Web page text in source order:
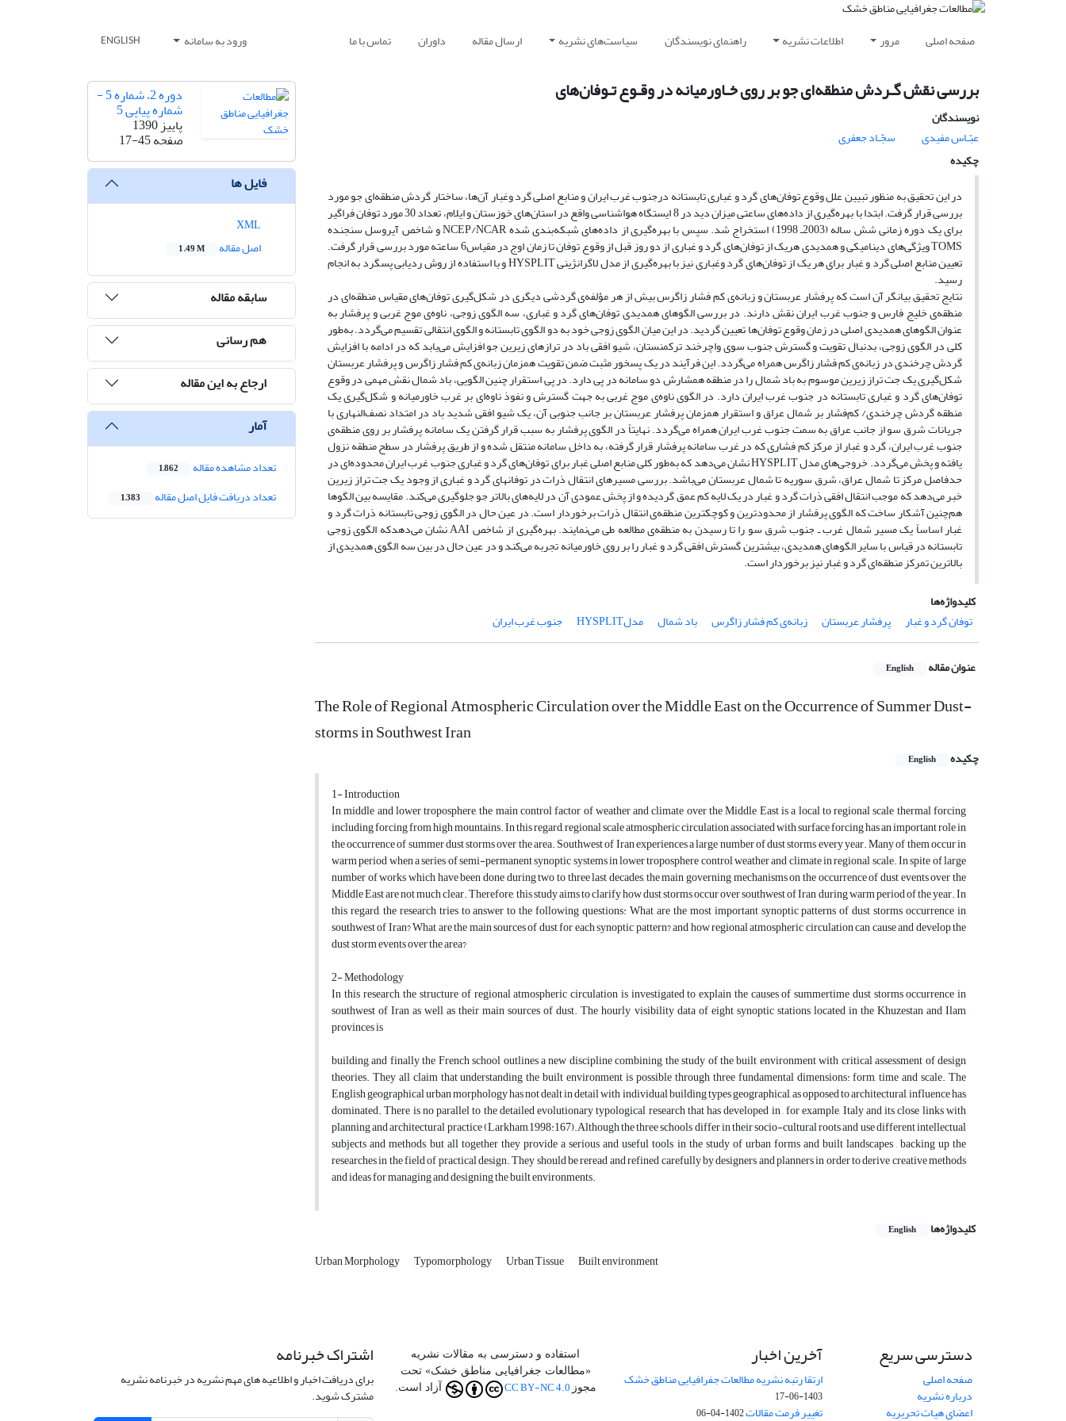
صفحه اصلی مرور اطلاعات نشریه راهنمای نویسندگان سیاست‌های نشریه ارسال مقاله داوران تماس با ما ورود به سامانه ENGLISH
بررسی نقش گـردش منطقه‌ای جو بر روی خـاورمیانه در وقـوع تـوفان‌های
نویسندگان
عبّـاس مفیدی
سجّـاد جعفری
چکیده
در این تحقیق به منظور تبیین علل وقوع توفان‌های گرد و غباری تابستانه درجنوب غرب ایران و منابع اصلی گرد وغبار آن‌ها، ساختار گردش منطقه‌ای جو مورد
بررسی قرار گرفت. ابتدا با بهره‌گیری از داده‌های ساعتی میزان دید در 8 ایستگاه هواشناسی واقع در استان‌های خوزستان و ایلام، تعداد 30 مورد توفان فراگیر
برای یک دوره زمانی شش ساله (2003ـ 1998) استخراج شد. سپس با بهره‌گیری از داده‌های شبکه‌بندی شده NCEP/NCAR و شاخص آیروسل سنجنده
TOMS ویژگی‌های دینامیکی و همدیدی هریک از توفان‌های گرد و غباری از دو روز قبل از وقوع توفان تا زمان اوج در مقیاس6 ساعته مورد بررسی قرار گرفت.
تعیین منابع اصلی گرد و غبار برای هر یک از توفان‌های گرد وغباری نیز با بهره‌گیری از مدل لاگرانژینی HYSPLIT و با استفاده از روش ردیابی پسگرد به انجام
رسید.
نتایج تحقیق بیانگر آن است که پرفشار عربستان و زبانه‌ی کم فشار زاگرس بیش از هر مؤلفه‌ی گردشی دیگری در شکل‌گیری توفان‌های مقیاس منطقه‌ای در
منطقه‌ی خلیج فارس و جنوب غرب ایران نقش دارند. در بررسی الگوهای همدیدی توفان‌های گرد و غباری، سه الگوی زوجی، ناوه‌ی موج غربی و پرفشار به
عنوان الگوهای همدیدی اصلی در زمان وقوع توفان‌ها تعیین گردید. در این میان الگوی زوجی خود به دو الگوی تابستانه و الگوی انتقالی تقسیم می‌گردد. به‌طور
کلی در الگوی زوجی، بدنبال تقویت و گسترش جنوب سوی واچرخند ترکمنستان، شیو افقی باد در ترازهای زیرین جو افزایش می‌یابد که در ادامه با افزایش
گردش چرخندی در زبانه‌ی کم فشار زاگرس همراه می‌گردد. این فرآیند در یک پسخور مثبت ضمن تقویت همزمان زبانه‌ی کم فشار زاگرس و پرفشار عربستان
شکل‌گیری یک جت تراز زیرین موسوم به باد شمال را در منطقه همشارش دو سامانه در پی دارد. در پی استقرار چنین الگویی، باد شمال نقش مهمی در وقوع
توفان‌های گرد و غباری تابستانه در جنوب غرب ایران دارد. در الگوی ناوه‌ی موج غربی به جهت گسترش و نفوذ ناوه‌ای بر غرب خاورمیانه و شکل‌گیری یک
منطقه گردش چرخندی/ کم‌فشار بر شمال عراق و استقرار همزمان پرفشار عربستان بر جانب جنوبی آن، یک شیو افقی شدید باد در امتداد نصف‌النهاری با
جریانات شرق سو از جانب عراق به سمت جنوب غرب ایران همراه می‌گردد. نهایتاً در الگوی پرفشار به سبب قرار گرفتن یک سامانه پرفشار بر روی منطقه‌ی
جنوب غرب ایران، گرد و غبار از مرکز کم فشاری که در غرب سامانه پرفشار قرار گرفته، به داخل سامانه منتقل شده و از طریق پرفشار در سطح منطقه‌ نزول
یافته و پخش می‌گردد. خروجی‌های مدل HYSPLIT نشان می‌دهد که به‌طور کلی منابع اصلی غبار برای توفان‌های گرد و غباری جنوب غرب ایران محدوده‌ای در
حدفاصل مرکز تا شمال عراق، شرق سوریه تا شمال عربستان می‌باشد. بررسی مسیرهای انتقال ذرات در توفانهای گرد و غباری از وجود یک جت تراز زیرین
خبر می‌دهد که موجب انتقال افقی ذرات گرد و غبار در یک لایه کم عمق گردیده و از پخش عمودی آن در لایه‌های بالاتر جو جلوگیری می‌کند. مقایسه بین الگوها
هم‌چنین آشکار ساخت که الگوی پرفشار از محدودترین و کوچکترین منطقه‌ی انتقال ذرات برخوردار است. در عین حال در الگوی زوجی تابستانه ذرات گرد و
غبار اساساً یک مسیر شمال غرب ـ جنوب شرق سو را تا رسیدن به منطقه‌ی مطالعه طی می‌نمایند. بهره‌گیری از شاخص AAI نشان می‌دهدکه الگوی زوجی
تابستانه در قیاس با سایر الگوهای همدیدی، بیشترین گسترش افقی گرد و غبار را بر روی خاورمیانه تجربه می‌کند و در عین حال در بین سه الگوی همدیدی از
بالاترین تمرکز منطقه‌ای گرد و غبار نیز برخوردار است.
کلیدواژه‌ها
توفان گرد و غبار
پرفشار عربستان زبانه‌ی کم فشار زاگرس باد شمال مدلHYSPLIT جنوب غرب ایران
عنوان مقاله English
The Role of Regional Atmospheric Circulation over the Middle East on the Occurrence of Summer Dust-
storms in Southwest Iran
چکیده English
1- Introduction
In middle and lower troposphere, the main control factor of weather and climate over the Middle East is a local to regional scale thermal forcing
including forcing from high mountains. In this regard, regional scale atmospheric circulation associated with surface forcing has an important role in
the occurrence of summer dust storms over the area. Southwest of Iran experiences a large number of dust storms every year. Many of them occur in
warm period when a series of semi-permanent synoptic systems in lower troposphere control weather and climate in regional scale. In spite of large
number of works which have been done during two to three last decades, the main governing mechanisms on the occurrence of dust events over the
Middle East are not much clear. Therefore, this study aims to clarify how dust storms occur over southwest of Iran during warm period of the year. In
this regard, the research tries to answer to the following questions: What are the most important synoptic patterns of dust storms occurrence in
southwest of Iran? What are the main sources of dust for each synoptic pattern? and how regional atmospheric circulation can cause and develop the
dust storm events over the area?
2- Methodology
In this research, the structure of regional atmospheric circulation is investigated to explain the causes of summertime dust storms occurrence in
southwest of Iran as well as their main sources of dust. The hourly visibility data of eight synoptic stations located in the Khuzestan and Ilam
provinces is
building and finally the French school outlines a new discipline combining the study of the built environment with critical assessment of design
theories. They all claim that understanding the built environment is possible through three fundamental dimensions: form, time and scale. The
English geographical urban morphology has not dealt in detail with individual building types geographical, as opposed to architectural, influence has
dominated. There is no parallel to the detailed evolutionary typological research that has developed in , for example, Italy and its close links with
planning and architectural practice (Larkham,1998:167).Although the three schools differ in their socio-cultural roots and use different intellectual
subjects and methods, but all together they provide a serious and useful tools in the study of urban forms and built landscapes , backing up the
researches in the field of practical design. They should be reread and refined carefully by designers and planners in order to derive creative methods
and ideas for managing and designing the built environments.
کلیدواژه‌ها English
Urban Morphology Typomorphology Urban Tissue Built environment
دوره 2، شماره 5 -
شماره پیاپی 5
پاییز 1390
صفحه17-45
فایل ها
اصل مقاله
1.49 M
سابقه مقاله
هم رسانی
ارجاع به این مقاله
آمار
تعداد مشاهده مقاله 1,862
تعداد دریافت فایل اصل مقاله 1,383
دسترسی سریع
صفحه اصلی
درباره نشریه
اعضای هیات تحریریه
آخرین اخبار
ارتقا رتبه نشریه مطالعات جفرافیایی مناطق خشک
1403-06-17
تغییر فرمت مقالات1402-04-06
استفاده و دسترسی به مقالات نشریه
«مطالعات جغرافیایی مناطق خشک» تحت
مجوز CC BY-NC 4.0 آزاد است.
اشتراک خبرنامه
برای دریافت اخبار و اطلاعیه های مهم نشریه در خبرنامه نشریه
مشترک شوید.